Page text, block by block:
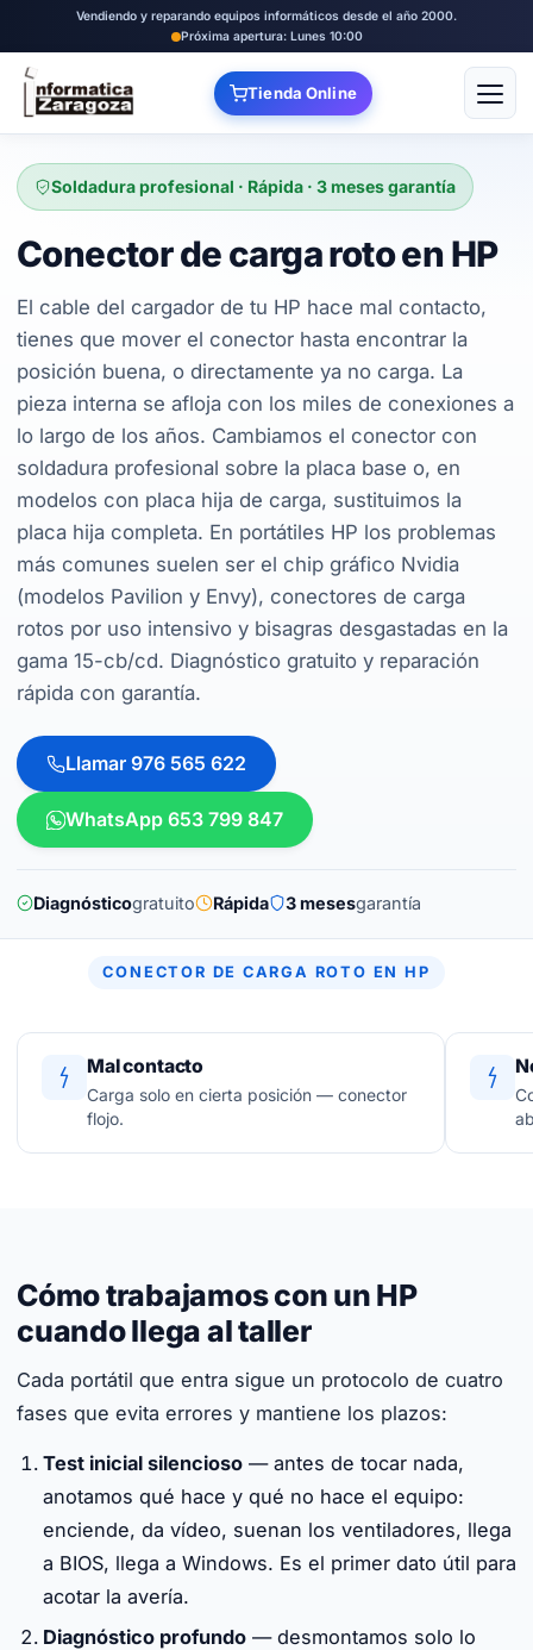
Vendiendo y reparando equipos informáticos desde el año 2000.
Próxima apertura: Lunes 10:00
Tienda Online Abrir
Soldadura profesional · Rápida · 3 meses garantía
Conector de carga roto en HP
El cable del cargador de tu HP hace mal contacto,
tienes que mover el conector hasta encontrar la
posición buena, o directamente ya no carga. La
pieza interna se afloja con los miles de conexiones a
lo largo de los años. Cambiamos el conector con
soldadura profesional sobre la placa base o, en
modelos con placa hija de carga, sustituimos la
placa hija completa. En portátiles HP los problemas
más comunes suelen ser el chip gráfico Nvidia
(modelos Pavilion y Envy), conectores de carga
rotos por uso intensivo y bisagras desgastadas en la
gama 15-cb/cd. Diagnóstico gratuito y reparación
rápida con garantía.
Llamar 976 565 622
WhatsApp 653 799 847
Diagnósticogratuito Rápida 3 mesesgarantía
CONECTOR DE CARGA ROTO EN HP
Mal contacto
Carga solo en cierta posición — conector
flojo.
Cómo trabajamos con un HP
cuando llega al taller
Cada portátil que entra sigue un protocolo de cuatro
fases que evita errores y mantiene los plazos:
Test inicial silencioso — antes de tocar nada,
anotamos qué hace y qué no hace el equipo:
enciende, da vídeo, suenan los ventiladores, llega
a BIOS, llega a Windows. Es el primer dato útil para
acotar la avería.
Diagnóstico profundo — desmontamos solo lo